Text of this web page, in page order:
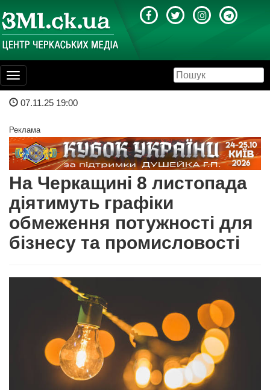
Toggle
navigation
07.11.25 19:00
Реклама
На Черкащині 8 листопада
діятимуть графіки
обмеження потужності для
бізнесу та промисловості